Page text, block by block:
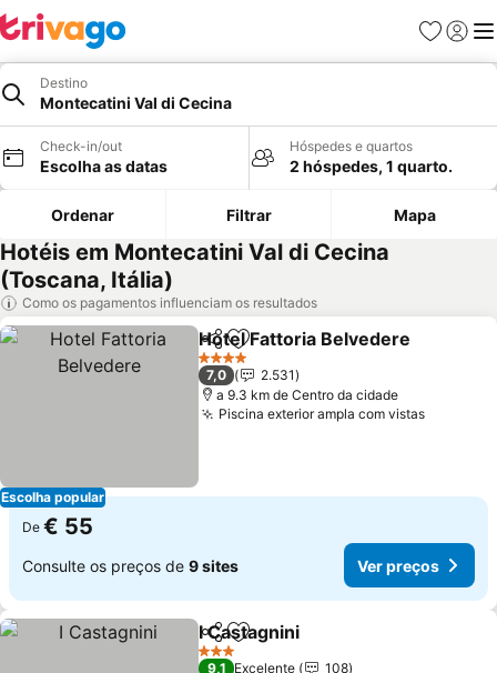
Favoritos
Iniciar
Destino
Montecatini Val di Cecina
Check-in/out
Escolha as datas
Hóspedes e quartos
2 hóspedes, 1 quarto.
Ordenar Filtrar Mapa
Hotéis em Montecatini Val di Cecina
(Toscana, Itália)
Como os pagamentos influenciam os resultados
Escolha popular
PartilharAdicionar aos favoritos
Hotel Fattoria Belvedere
4 Estrelas
7,0
2.531
a 9.3 km de Centro da cidade
Piscina exterior ampla com vistasVer
De € 55
Consulte os preços de 9 sites Ver preços
PartilharAdicionar aos favoritos
I Castagnini
3 Estrelas
9,1 Excelente
108